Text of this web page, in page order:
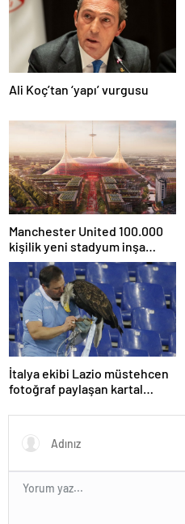
Ali Koç’tan ‘yapı’ vurgusu
Manchester United 100.000
kişilik yeni stadyum inşa
etmeyi planlıyor
İtalya ekibi Lazio müstehcen
fotoğraf paylaşan kartal